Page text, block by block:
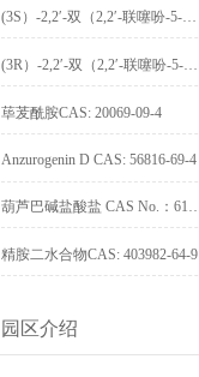
荜茇酰胺CAS: 20069-09-4
Anzurogenin D CAS: 56816-69-4
精胺二水合物CAS: 403982-64-9
园区介绍